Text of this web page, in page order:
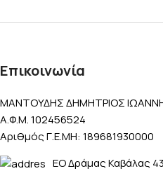
Επικοινωνία
ΜΑΝΤΟΥΔΗΣ ΔΗΜΗΤΡΙΟΣ
Α.Φ.Μ. 102456524
Αριθμός Γ.Ε.ΜΗ: 189681930000
ΕΟ Δράμας Καβάλας